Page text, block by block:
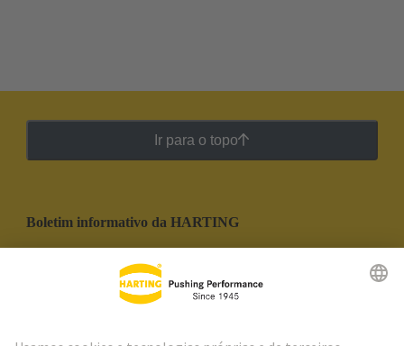
Ir para o topo
Boletim informativo da HARTING